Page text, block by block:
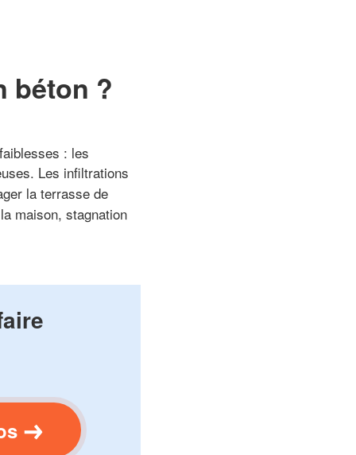
béton ?
: les
Les infiltrations
la terrasse de
maison, stagnation